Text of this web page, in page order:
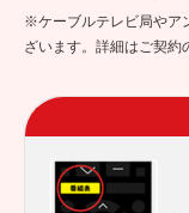
※ケーブルテレビ局やア
ざいます。詳細はご契約